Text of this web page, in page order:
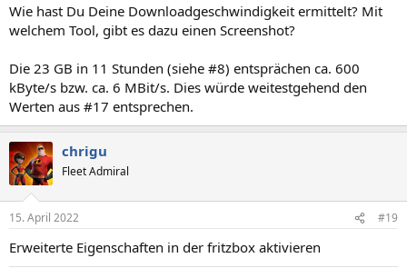
Wie hast Du Deine Downloadgeschwindigkeit ermittelt? Mit
welchem Tool, gibt es dazu einen Screenshot?
Die 23 GB in 11 Stunden (siehe #8) entsprächen ca. 600
kByte/s bzw. ca. 6 MBit/s. Dies würde weitestgehend den
Werten aus #17 entsprechen.
chrigu
Fleet Admiral
15. April 2022 #19
Erweiterte Eigenschaften in der fritzbox aktivieren